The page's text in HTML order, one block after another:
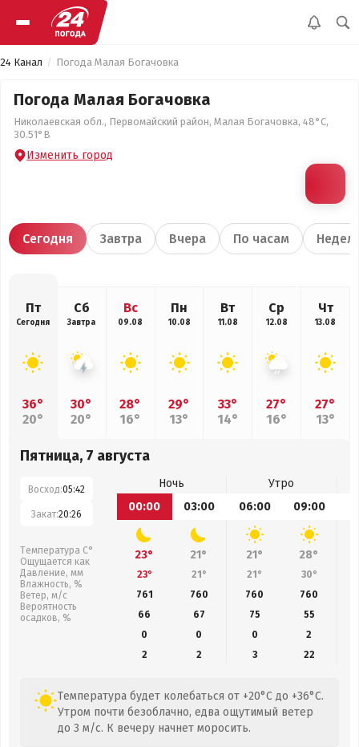
24 Канал Погода Малая Богачовка
Погода Малая Богачовка
Николаевская обл., Первомайский район, Малая Богачовка, 48°С,
30.51°В
Изменить город
Сегодня Завтра Вчера По часам
Пт
Сегодня
36°
20°
Сб
Завтра
30°
20°
Вс
09.08
28°
16°
Пн
10.08
29°
13°
Вт
11.08
33°
14°
Ср
12.08
27°
16°
Чт
13.08
27°
13°
Пятница, 7 августа
Восход:05:42
Закат:20:26
Температура С°
Ощущается как
Давление, мм
Влажность, %
Ветер, м/с
Вероятность
осадков, %
Ночь
Утро
00:00
03:00 06:00 09:00
23° 21° 21° 28°
23° 21° 21° 30°
761
760 760 760
66
67 75
55
0
0 0
2
2
2 3 22
Температура будет колебаться от +20°C до +36°C.
Утром почти безоблачно, едва ощутимый ветер
до 3 м/с. К вечеру начнет моросить.